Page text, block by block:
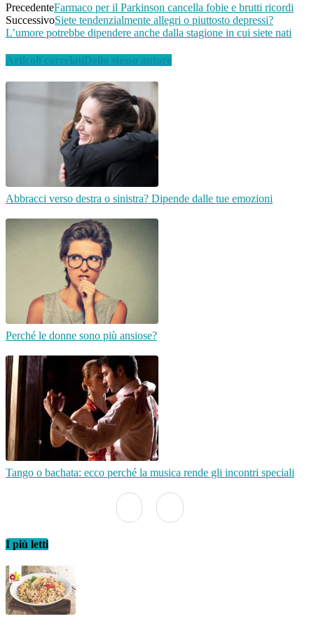
PrecedenteFarmaco per il Parkinson cancella fobie e brutti ricordi
SuccessivoSiete tendenzialmente allegri o piuttosto depressi?
L’umore potrebbe dipendere anche dalla stagione in cui siete nati
Abbracci verso destra o sinistra? Dipende dalle tue emozioni
Perché le donne sono più ansiose?
Tango o bachata: ecco perché la musica rende gli incontri speciali
I più letti